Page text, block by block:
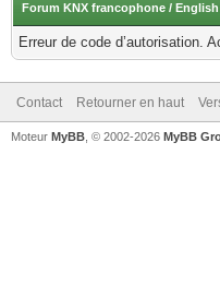
Forum KNX francophone /
Erreur de code d’autorisation.
Contact Retourner en haut
Moteur MyBB , © 2002-2026 MyBB